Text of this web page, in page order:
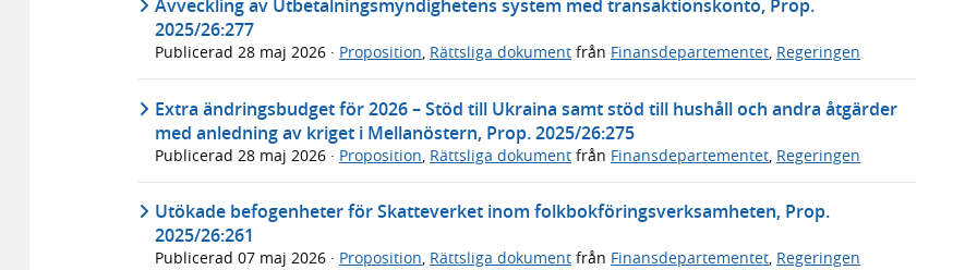
Avveckling av Utbetalningsmyndighetens system med transaktionskonto, Prop.
2025/26:277
Publicerad 28 maj 2026 · Proposition, Rättsliga dokument från Finansdepartementet, Regeringen
Extra ändringsbudget för 2026 – Stöd till Ukraina samt stöd till hushåll och andra åtgärder
med anledning av kriget i Mellanöstern, Prop. 2025/26:275
Publicerad 28 maj 2026 · Proposition Rättsliga dokument från Finansdepartementet Regeringen
Utökade befogenheter för Skatteverket inom folkbokföringsverksamheten, Prop.
2025/26:261
Publicerad 07 maj 2026 · Proposition, Rättsliga dokument från Finansdepartementet, Regeringen